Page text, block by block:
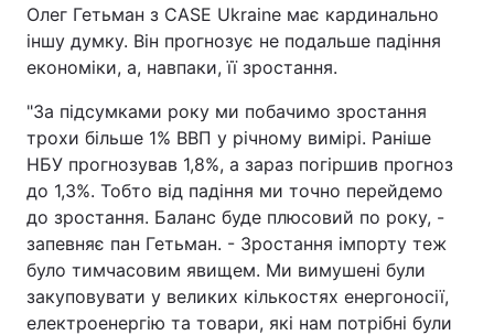
Олег Гетьман з CASE Ukraine має кардинально
іншу думку. Він прогнозує не подальше падіння
економіки, а, навпаки, її зростання.
"За підсумками року ми побачимо зростання
трохи більше 1% ВВП у річному вимірі. Раніше
НБУ прогнозував 1,8%, а зараз погіршив прогноз
до 1,3%. Тобто від падіння ми точно перейдемо
до зростання. Баланс буде плюсовий по року, -
запевняє пан Гетьман. - Зростання імпорту теж
було тимчасовим явищем. Ми вимушені були
закуповувати у великих кількостях енергоносії,
електроенергію та товари, які нам потрібні були